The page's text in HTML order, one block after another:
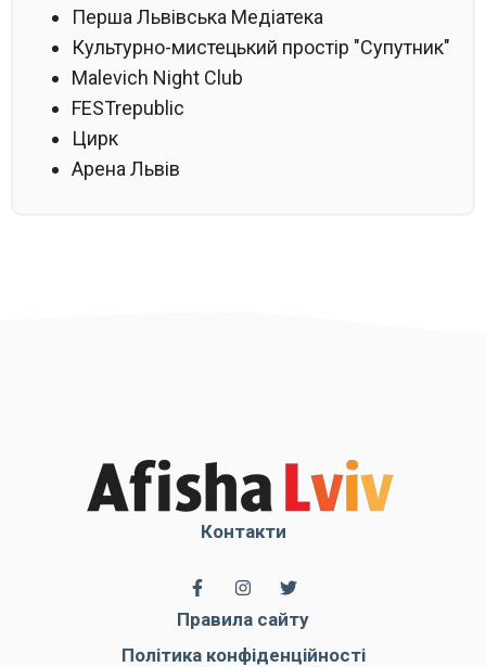
Перша Львівська Медіатека
Культурно-мистецький простір "Супутник"
Malevich Night Club
FESTrepublic
Цирк
Арена Львів
Контакти
Правила сайту
Політика конфіденційності